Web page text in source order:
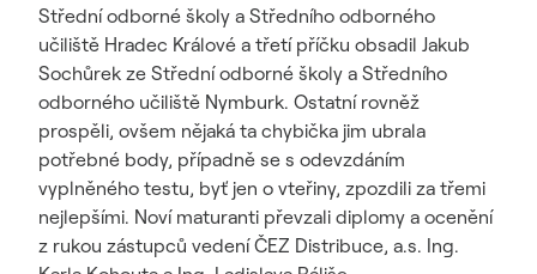
Střední odborné školy a Středního odborného
učiliště Hradec Králové a třetí příčku obsadil Jakub
Sochůrek ze Střední odborné školy a Středního
odborného učiliště Nymburk. Ostatní rovněž
prospěli, ovšem nějaká ta chybička jim ubrala
potřebné body, případně se s odevzdáním
vyplněného testu, byť jen o vteřiny, zpozdili za třemi
nejlepšími. Noví maturanti převzali diplomy a ocenění
z rukou zástupců vedení ČEZ Distribuce, a.s. Ing.